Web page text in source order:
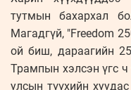
тутмын бахархал
Магадгүй, "Freedom
ой биш, дараагийн
Трампын хэлсэн үгс
улсын түүхийн